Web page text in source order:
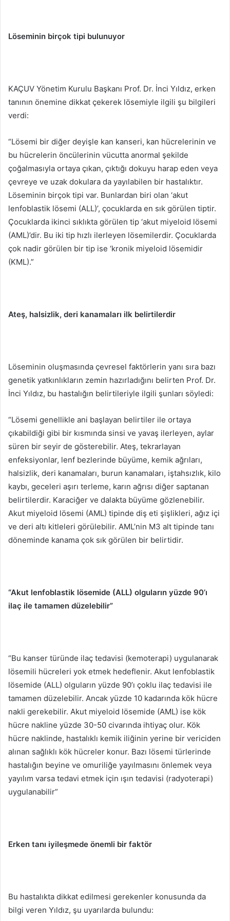
Löseminin birçok tipi bulunuyor
KAÇUV Yönetim Kurulu Başkanı Prof. Dr. İnci Yıldız, erken
tanının önemine dikkat çekerek lösemiyle ilgili şu bilgileri
verdi:
“Lösemi bir diğer deyişle kan kanseri, kan hücrelerinin ve
bu hücrelerin öncülerinin vücutta anormal şekilde
çoğalmasıyla ortaya çıkan, çıktığı dokuyu harap eden veya
çevreye ve uzak dokulara da yayılabilen bir hastalıktır.
Löseminin birçok tipi var. Bunlardan biri olan ‘akut
lenfoblastik lösemi (ALL)’, çocuklarda en sık görülen tiptir.
Çocuklarda ikinci sıklıkta görülen tip ‘akut miyeloid lösemi
(AML)’dir. Bu iki tip hızlı ilerleyen lösemilerdir. Çocuklarda
çok nadir görülen bir tip ise ‘kronik miyeloid lösemidir
(KML).”
Ateş, halsizlik, deri kanamaları ilk belirtilerdir
Löseminin oluşmasında çevresel faktörlerin yanı sıra bazı
genetik yatkınlıkların zemin hazırladığını belirten Prof. Dr.
İnci Yıldız, bu hastalığın belirtileriyle ilgili şunları söyledi:
“Lösemi genellikle ani başlayan belirtiler ile ortaya
çıkabildiği gibi bir kısmında sinsi ve yavaş ilerleyen, aylar
süren bir seyir de gösterebilir. Ateş, tekrarlayan
enfeksiyonlar, lenf bezlerinde büyüme, kemik ağrıları,
halsizlik, deri kanamaları, burun kanamaları, iştahsızlık, kilo
kaybı, geceleri aşırı terleme, karın ağrısı diğer saptanan
belirtilerdir. Karaciğer ve dalakta büyüme gözlenebilir.
Akut miyeloid lösemi (AML) tipinde diş eti şişlikleri, ağız içi
ve deri altı kitleleri görülebilir. AML’nin M3 alt tipinde tanı
döneminde kanama çok sık görülen bir belirtidir.
“Akut lenfoblastik lösemide (ALL) olguların yüzde 90’ı
ilaç ile tamamen düzelebilir”
“Bu kanser türünde ilaç tedavisi (kemoterapi) uygulanarak
lösemili hücreleri yok etmek hedeflenir. Akut lenfoblastik
lösemide (ALL) olguların yüzde 90’ı çoklu ilaç tedavisi ile
tamamen düzelebilir. Ancak yüzde 10 kadarında kök hücre
nakli gerekebilir. Akut miyeloid lösemide (AML) ise kök
hücre nakline yüzde 30-50 civarında ihtiyaç olur. Kök
hücre naklinde, hastalıklı kemik iliğinin yerine bir vericiden
alınan sağlıklı kök hücreler konur. Bazı lösemi türlerinde
hastalığın beyine ve omuriliğe yayılmasını önlemek veya
yayılım varsa tedavi etmek için ışın tedavisi (radyoterapi)
uygulanabilir”
Erken tanı iyileşmede önemli bir faktör
Bu hastalıkta dikkat edilmesi gerekenler konusunda da
bilgi veren Yıldız, şu uyarılarda bulundu: